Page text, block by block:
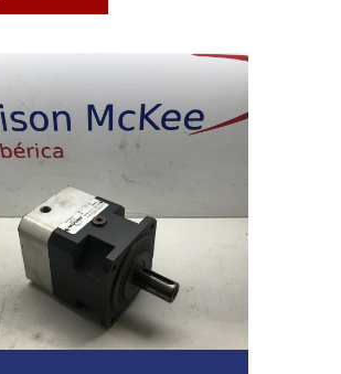
Leer Más